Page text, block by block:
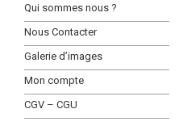
Qui sommes nous ?
Nous Contacter
Galerie d’images
Mon compte
CGV – CGU